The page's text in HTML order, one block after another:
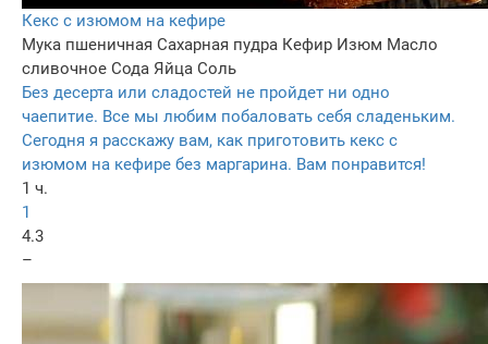
Кекс с изюмом на кефире
Мука пшеничная Сахарная пудра Кефир Изюм Масло
сливочное Сода Яйца Соль
Без десерта или сладостей не пройдет ни одно
чаепитие. Все мы любим побаловать себя сладеньким.
Сегодня я расскажу вам, как приготовить кекс с
изюмом на кефире без маргарина. Вам понравится!
1 ч.
1
4.3
–